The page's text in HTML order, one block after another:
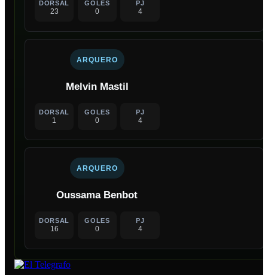
DORSAL
23
GOLES
0
PJ
4
ARQUERO
Melvin Mastil
DORSAL
1
GOLES
0
PJ
4
ARQUERO
Oussama Benbot
DORSAL
16
GOLES
0
PJ
4